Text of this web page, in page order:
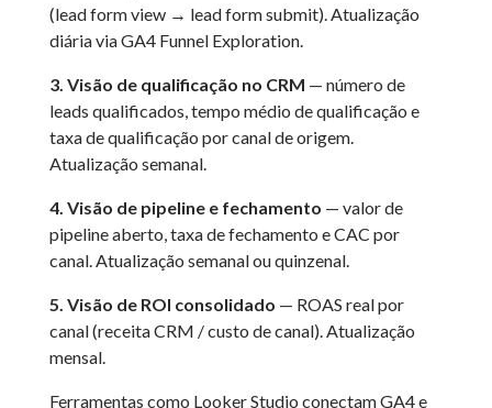
(lead form view → lead form submit). Atualização
diária via GA4 Funnel Exploration.
3. Visão de qualificação no CRM — número de
leads qualificados, tempo médio de qualificação e
taxa de qualificação por canal de origem.
Atualização semanal.
4. Visão de pipeline e fechamento — valor de
pipeline aberto, taxa de fechamento e CAC por
canal. Atualização semanal ou quinzenal.
5. Visão de ROI consolidado — ROAS real por
canal (receita CRM / custo de canal). Atualização
mensal.
Ferramentas como Looker Studio conectam GA4 e